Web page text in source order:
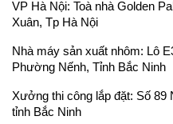
VP Hà Nội: Toà nhà Golden
Xuân, Tp Hà Nội
Nhà máy sản xuất nhôm: Lô
Phường Nếnh, Tỉnh Bắc Ninh
Xưởng thi công lắp đặt: Số
tỉnh Bắc Ninh